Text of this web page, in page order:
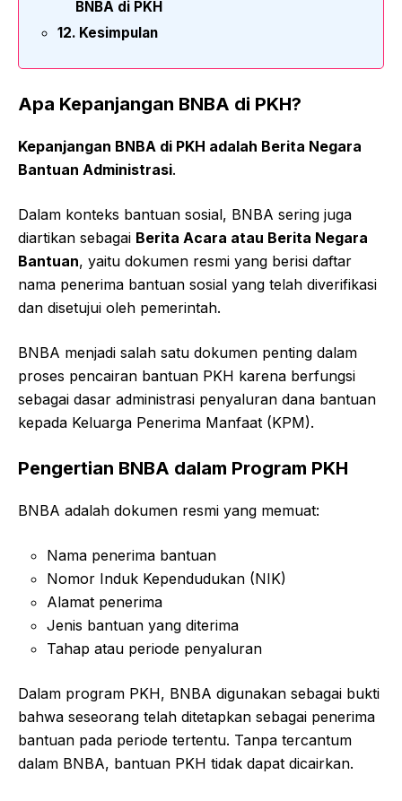
BNBA di PKH
Kesimpulan
Apa Kepanjangan BNBA di PKH?
Kepanjangan BNBA di PKH adalah Berita Negara
Bantuan Administrasi.
Dalam konteks bantuan sosial, BNBA sering juga
diartikan sebagai Berita Acara atau Berita Negara
Bantuan, yaitu dokumen resmi yang berisi daftar
nama penerima bantuan sosial yang telah diverifikasi
dan disetujui oleh pemerintah.
BNBA menjadi salah satu dokumen penting dalam
proses pencairan bantuan PKH karena berfungsi
sebagai dasar administrasi penyaluran dana bantuan
kepada Keluarga Penerima Manfaat (KPM).
Pengertian BNBA dalam Program PKH
BNBA adalah dokumen resmi yang memuat:
Nama penerima bantuan
Nomor Induk Kependudukan (NIK)
Alamat penerima
Jenis bantuan yang diterima
Tahap atau periode penyaluran
Dalam program PKH, BNBA digunakan sebagai bukti
bahwa seseorang telah ditetapkan sebagai penerima
bantuan pada periode tertentu. Tanpa tercantum
dalam BNBA, bantuan PKH tidak dapat dicairkan.